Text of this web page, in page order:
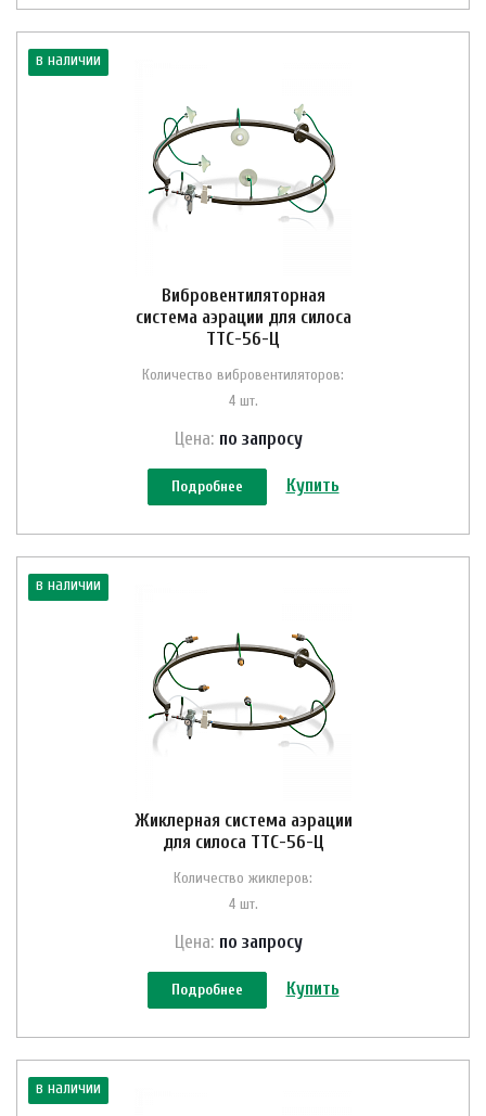
в наличии
Вибровентиляторная
система аэрации для силоса
ТТС-56-Ц
Количество вибровентиляторов:
4 шт.
Цена: по запросу
Подробнее Купить
в наличии
Жиклерная система аэрации
для силоса ТТС-56-Ц
Количество жиклеров:
4 шт.
Цена: по запросу
Подробнее Купить
в наличии